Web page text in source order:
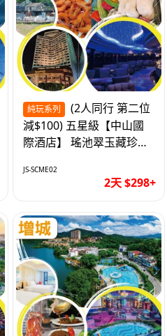
純玩系列
減$100) 五星級【中山國
際酒店】 瑤池翠玉藏珍盅
JS-SCME02
2天 $298+